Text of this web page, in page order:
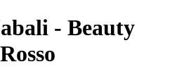
- Beauty